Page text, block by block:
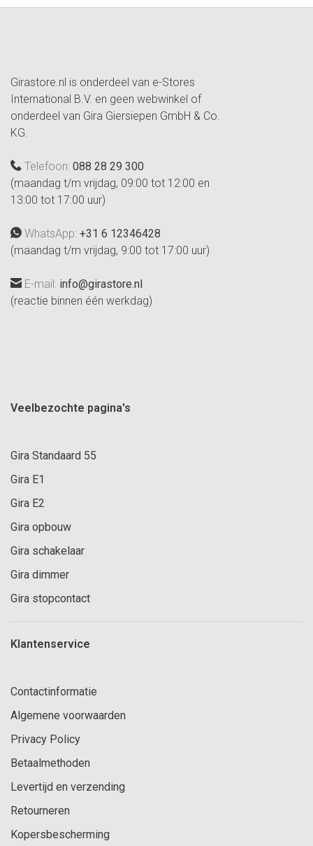
Girastore.nl is onderdeel van e-Stores
International B.V. en geen webwinkel of
onderdeel van Gira Giersiepen GmbH & Co.
KG.
Telefoon: 088 28 29 300
(maandag t/m vrijdag, 09:00 tot 12:00 en
13:00 tot 17:00 uur)
WhatsApp: +31 6 12346428
(maandag t/m vrijdag, 9:00 tot 17:00 uur)
E-mail: info@girastore.nl
(reactie binnen één werkdag)
Veelbezochte pagina's
Gira Standaard 55
Gira E1
Gira E2
Gira opbouw
Gira schakelaar
Gira dimmer
Gira stopcontact
Klantenservice
Contactinformatie
Algemene voorwaarden
Privacy Policy
Betaalmethoden
Levertijd en verzending
Retourneren
Kopersbescherming